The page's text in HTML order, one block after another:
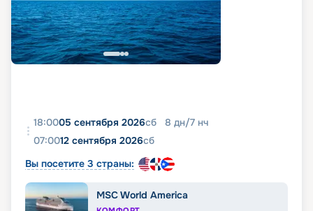
18:0005 сентября 2026сб 8 дн/7 нч
07:0012 сентября 2026сб
Вы посетите 3 страны:
MSC World America